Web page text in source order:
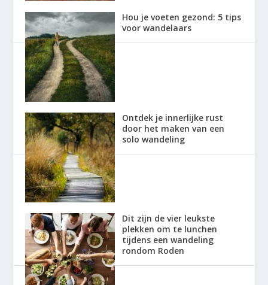
Hou je voeten gezond: 5 tips
voor wandelaars
Ontdek je innerlijke rust
door het maken van een
solo wandeling
Dit zijn de vier leukste
plekken om te lunchen
tijdens een wandeling
rondom Roden